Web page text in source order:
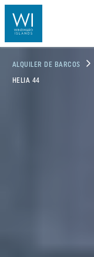
ALQUILER DE BARCOS
HELIA 44